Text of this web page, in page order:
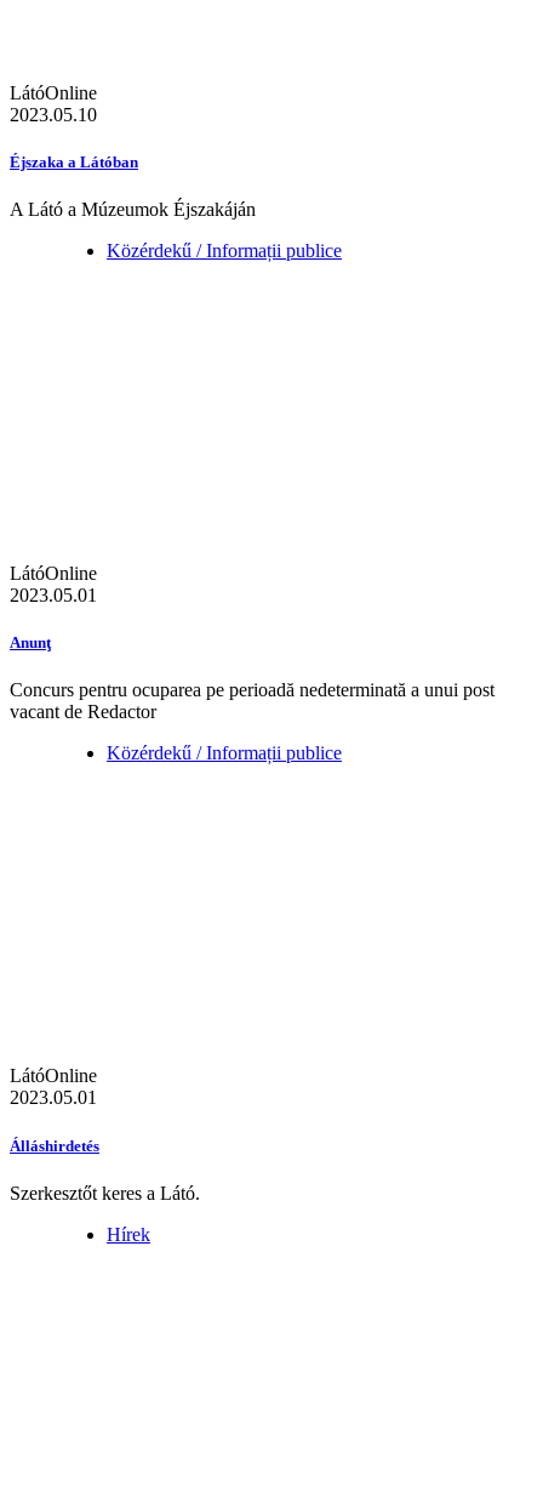
LátóOnline
2023.05.10
Éjszaka a Látóban
A Látó a Múzeumok Éjszakáján
Közérdekű / Informații publice
LátóOnline
2023.05.01
Anunţ
Concurs pentru ocuparea pe perioadă nedeterminată a unui post
vacant de Redactor
Közérdekű / Informații publice
LátóOnline
2023.05.01
Álláshirdetés
Szerkesztőt keres a Látó.
Hírek